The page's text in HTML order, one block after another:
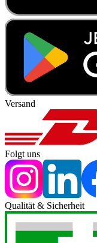
Versand
Folgt uns
Qualität & Sicherheit